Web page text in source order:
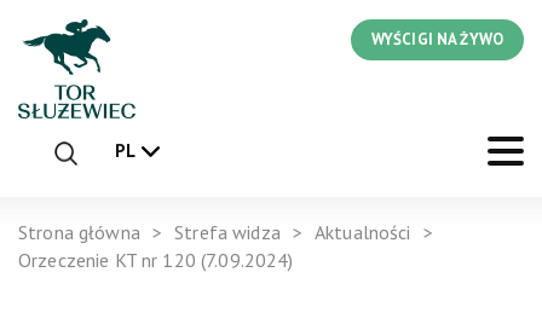
WYŚCIGI NA ŻYWO
PL
Strona główna Strefa widza
Aktualności
Orzeczenie KT nr 120 (7.09.2024)